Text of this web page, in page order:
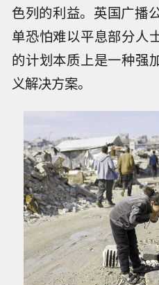
色列的利益。英国广播
单恐怕难以平息部分人
的计划本质上是一种强
义解决方案。